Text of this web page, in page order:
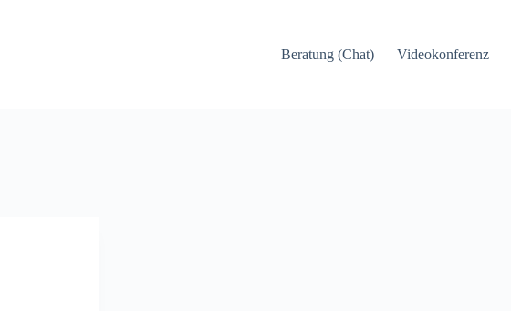
Beratung (Chat) Videokonferenz